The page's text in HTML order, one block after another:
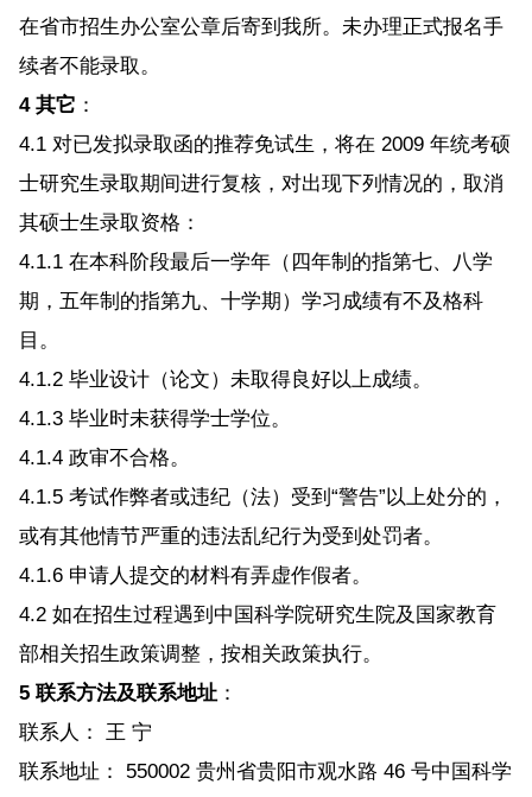
在省市招生办公室公章后寄到我所。未办理正式报名手
续者不能录取。
4 其它 ：
4.1 对已发拟录取函的推荐免试生，将在 2009 年统考硕
士研究生录取期间进行复核，对出现下列情况的，取消
其硕士生录取资格：
4.1.1 在本科阶段最后一学年（四年制的指第七、八学
期，五年制的指第九、十学期）学习成绩有不及格科
目。
4.1.2 毕业设计（论文）未取得良好以上成绩。
4.1.3 毕业时未获得学士学位。
4.1.4 政审不合格。
4.1.5 考试作弊者或违纪（法）受到“警告”以上处分的，
或有其他情节严重的违法乱纪行为受到处罚者。
4.1.6 申请人提交的材料有弄虚作假者。
4.2 如在招生过程遇到中国科学院研究生院及国家教育
部相关招生政策调整，按相关政策执行。
5 联系方法及联系地址：
联系人： 王 宁
联系地址： 550002 贵州省贵阳市观水路 46 号中国科学